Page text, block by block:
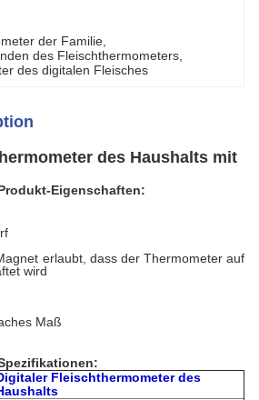
der Familie
des Fleischthermometers
des digitalen Fleisches
des Haushalts mit
Eigenschaften:
erlaubt, dass der Thermometer auf
wird
Maß
Fleischthermometer des